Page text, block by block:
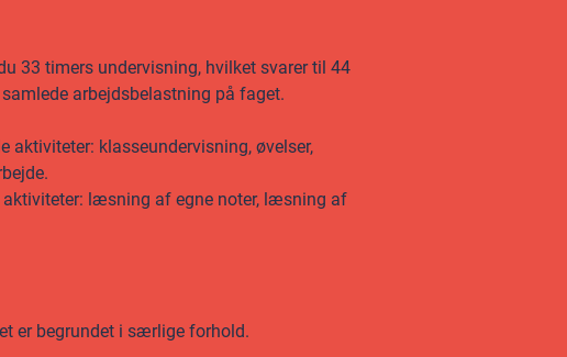
33 timers undervisning, hvilket svarer til 44
arbejdsbelastning på faget.
klasseundervisning, øvelser,
læsning af egne noter, læsning af
er begrundet i særlige forhold.